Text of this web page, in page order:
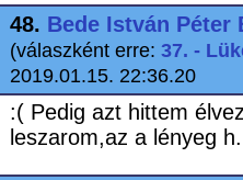
48. Bede István Péter
(válaszként erre: 37. -
2019.01.15. 22:36.20
:( Pedig azt hittem
leszarom,az a lényeg